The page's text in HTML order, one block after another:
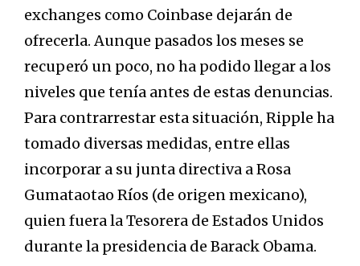
exchanges como Coinbase dejarán de
ofrecerla. Aunque pasados los meses se
recuperó un poco, no ha podido llegar a los
niveles que tenía antes de estas denuncias.
Para contrarrestar esta situación, Ripple ha
tomado diversas medidas, entre ellas
incorporar a su junta directiva a Rosa
Gumataotao Ríos (de origen mexicano),
quien fuera la Tesorera de Estados Unidos
durante la presidencia de Barack Obama.